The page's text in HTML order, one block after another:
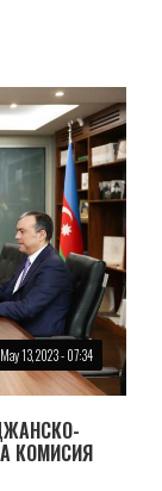
13, 2023 - 07:34
КОМИСИЯ